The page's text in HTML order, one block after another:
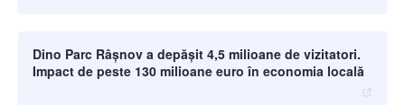
Dino Parc Râșnov a depășit 4,5 milioane de vizitatori.
Impact de peste 130 milioane euro în economia locală